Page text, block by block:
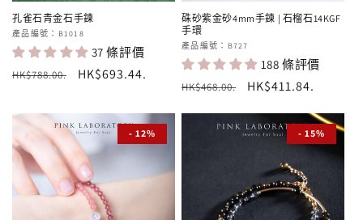
孔雀石青金石手鍊
廠
商：
產品編號：B1018
37 條評價
定
HK$788.00.
售
HK$693.44.
硃砂紫金砂4mm手鍊 | 石榴石14KGF
手環
廠
商：
產品編號：B727
188 條評價
定
HK$468.00.
售
HK$411.84.
- 12% - 15%